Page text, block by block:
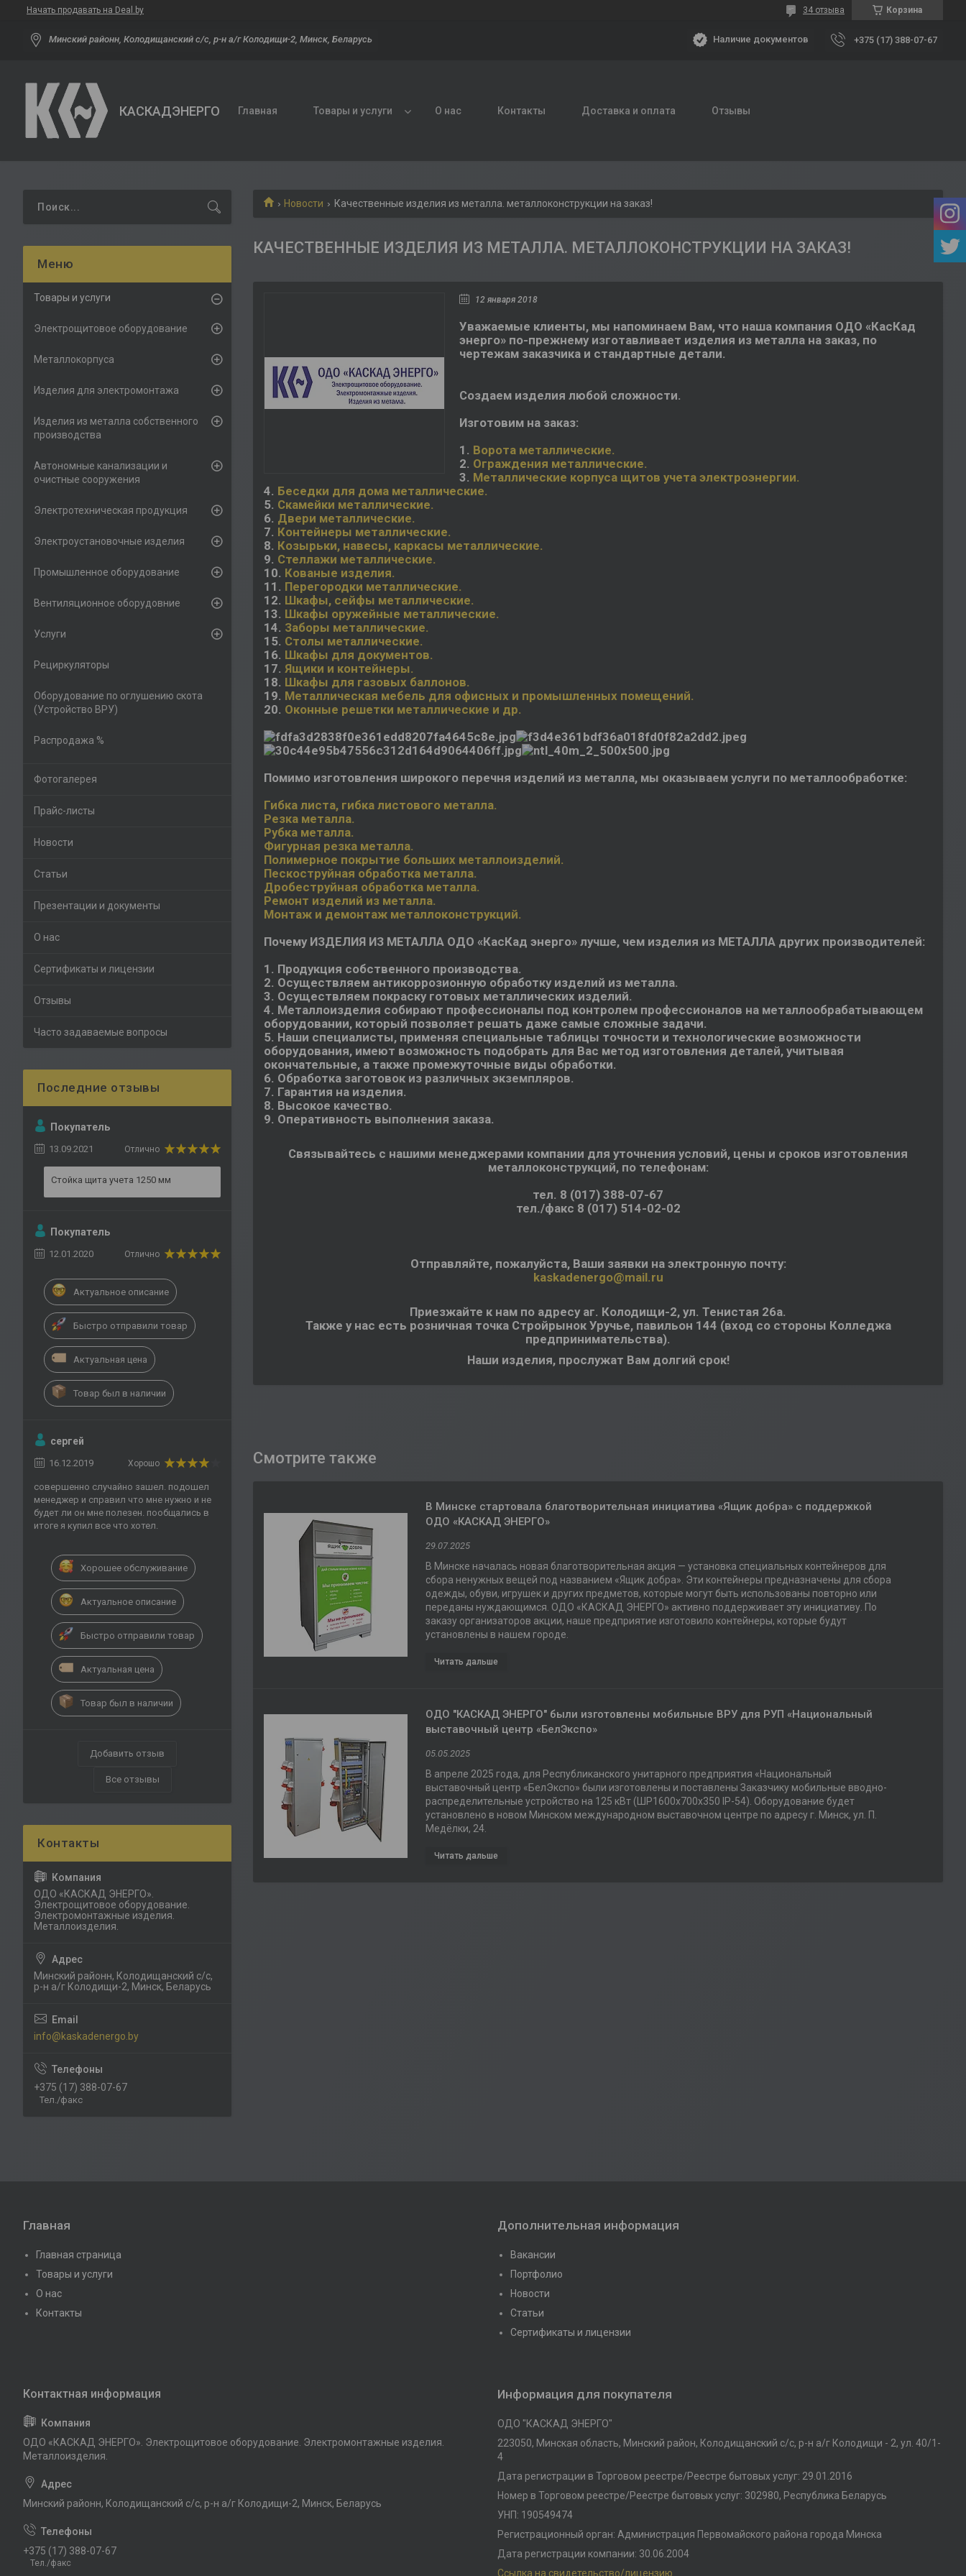
Начать продавать на Deal.by Корзина
34 отзыва
Минский районн, Колодищанский с/с, р-н а/г Колодищи-2, Минск, Беларусь Наличие документов +375 (17) 388-07-67
КАСКАДЭНЕРГО Главная Товары и услуги О нас Контакты Доставка и оплата Отзывы
Новости Качественные изделия из металла. металлоконструкции на заказ!
КАЧЕСТВЕННЫЕ ИЗДЕЛИЯ ИЗ МЕТАЛЛА. МЕТАЛЛОКОНСТРУКЦИИ НА ЗАКАЗ!
12 января 2018
Уважаемые клиенты, мы напоминаем Вам, что наша компания ОДО «КасКад
энерго» по-прежнему изготавливает изделия из металла на заказ, по
чертежам заказчика и стандартные детали.
Создаем изделия любой сложности.
Изготовим на заказ:
1. Ворота металлические.
2. Ограждения металлические.
3. Металлические корпуса щитов учета электроэнергии.
4. Беседки для дома металлические.
5. Скамейки металлические.
6. Двери металлические.
7. Контейнеры металлические.
8. Козырьки, навесы, каркасы металлические.
9. Стеллажи металлические.
10. Кованые изделия.
11. Перегородки металлические.
12. Шкафы, сейфы металлические.
13. Шкафы оружейные металлические.
14. Заборы металлические.
15. Столы металлические.
16. Шкафы для документов.
17. Ящики и контейнеры.
18. Шкафы для газовых баллонов.
19. Металлическая мебель для офисных и промышленных помещений.
20. Оконные решетки металлические и др.
Помимо изготовления широкого перечня изделий из металла, мы оказываем услуги по металлообработке:
Гибка листа, гибка листового металла.
Резка металла.
Рубка металла.
Фигурная резка металла.
Полимерное покрытие больших металлоизделий.
Пескоструйная обработка металла.
Дробеструйная обработка металла.
Ремонт изделий из металла.
Монтаж и демонтаж металлоконструкций.
Почему ИЗДЕЛИЯ ИЗ МЕТАЛЛА ОДО «КасКад энерго» лучше, чем изделия из МЕТАЛЛА других производителей:
1. Продукция собственного производства.
2. Осуществляем антикоррозионную обработку изделий из металла.
3. Осуществляем покраску готовых металлических изделий.
4. Металлоизделия собирают профессионалы под контролем профессионалов на металлообрабатывающем
оборудовании, который позволяет решать даже самые сложные задачи.
5. Наши специалисты, применяя специальные таблицы точности и технологические возможности
оборудования, имеют возможность подобрать для Вас метод изготовления деталей, учитывая
окончательные, а также промежуточные виды обработки.
6. Обработка заготовок из различных экземпляров.
7. Гарантия на изделия.
8. Высокое качество.
9. Оперативность выполнения заказа.
Связывайтесь с нашими менеджерами компании для уточнения условий, цены и сроков изготовления
металлоконструкций, по телефонам:
тел. 8 (017) 388-07-67
тел./факс 8 (017) 514-02-02
Отправляйте, пожалуйста, Ваши заявки на электронную почту:
kaskadenergo@mail.ru
Приезжайте к нам по адресу аг. Колодищи-2, ул. Тенистая 26а.
Также у нас есть розничная точка Стройрынок Уручье, павильон 144 (вход со стороны Колледжа
предпринимательства).
Наши изделия, прослужат Вам долгий срок!
В Минске стартовала благотворительная инициатива «Ящик добра» с поддержкой
ОДО «КАСКАД ЭНЕРГО»
29.07.2025
В Минске началась новая благотворительная акция — установка специальных контейнеров для
сбора ненужных вещей под названием «Ящик добра». Эти контейнеры предназначены для сбора
одежды, обуви, игрушек и других предметов, которые могут быть использованы повторно или
переданы нуждающимся. ОДО «КАСКАД ЭНЕРГО» активно поддерживает эту инициативу. По
заказу организаторов акции, наше предприятие изготовило контейнеры, которые будут
установлены в нашем городе.
ОДО "КАСКАД ЭНЕРГО" были изготовлены мобильные ВРУ для РУП «Национальный
выставочный центр «БелЭкспо»
05.05.2025
В апреле 2025 года, для Республиканского унитарного предприятия «Национальный
выставочный центр «БелЭкспо» были изготовлены и поставлены Заказчику мобильные вводно-
распределительные устройство на 125 кВт (ШР1600х700х350 IP-54). Оборудование будет
установлено в новом Минском международном выставочном центре по адресу г. Минск, ул. П.
Медёлки, 24.
Товары и услуги
Электрощитовое оборудование
Металлокорпуса
Изделия для электромонтажа
Изделия из металла собственного
производства
Автономные канализации и
очистные сооружения
Электротехническая продукция
Электроустановочные изделия
Промышленное оборудование
Вентиляционное оборудовние
Услуги
Рециркуляторы
Оборудование по оглушению скота
(Устройство ВРУ)
Распродажа %
Фотогалерея
Прайс-листы
Новости
Статьи
Презентации и документы
О нас
Сертификаты и лицензии
Отзывы
Часто задаваемые вопросы
Покупатель
13.09.2021 Отлично
Стойка щита учета 1250 мм
Покупатель
12.01.2020 Отлично
Актуальное описание
Быстро отправили товар
Актуальная цена
Товар был в наличии
сергей
16.12.2019 Хорошо
совершенно случайно зашел. подошел
менеджер и справил что мне нужно и не
будет ли он мне полезен. пообщались в
итоге я купил все что хотел.
Хорошее обслуживание
Актуальное описание
Быстро отправили товар
Актуальная цена
Товар был в наличии
Добавить отзыв
Все отзывы
ОДО «КАСКАД ЭНЕРГО».
Электрощитовое оборудование.
Электромонтажные изделия.
Металлоизделия.
Минский районн, Колодищанский с/с,
р-н а/г Колодищи-2, Минск, Беларусь
info@kaskadenergo.by
+375 (17) 388-07-67
Тел./факс
Главная
Главная страница
Товары и услуги
О нас
Контакты
Дополнительная информация
Вакансии
Портфолио
Новости
Статьи
Сертификаты и лицензии
ОДО «КАСКАД ЭНЕРГО». Электрощитовое оборудование. Электромонтажные изделия.
Металлоизделия.
Минский районн, Колодищанский с/с, р-н а/г Колодищи-2, Минск, Беларусь
+375 (17) 388-07-67
Тел./факс
Информация для покупателя
ОДО "КАСКАД ЭНЕРГО"
223050, Минская область, Минский район, Колодищанский с/с, р-н а/г Колодищи - 2, ул. 40/1-
4
Дата регистрации в Торговом реестре/Реестре бытовых услуг: 29.01.2016
Номер в Торговом реестре/Реестре бытовых услуг: 302980, Республика Беларусь
УНП: 190549474
Регистрационный орган: Администрация Первомайского района города Минска
Дата регистрации компании: 30.06.2004
Ссылка на свидетельство/лицензию